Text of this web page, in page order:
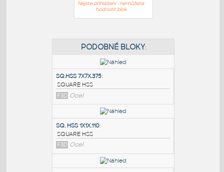
Nejste přihlášeni - nemůžete
hodnotit blok
PODOBNÉ BLOKY:
SQ.HSS 7X7X.375:
SQUARE HSS